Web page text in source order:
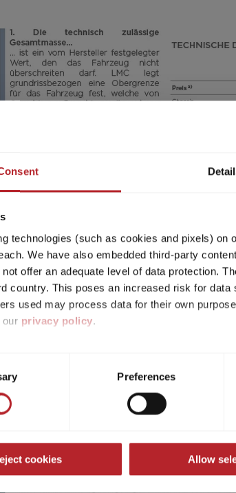
technologies (such as cookies and pixels) on
We have also embedded third-party
not offer an adequate level of data protection.
country. This poses an increased risk for
used may process data for their own
our privacy policy.
Consent is voluntary, not required to
click on Reject, only the necessary cookies
the site and to enable page navigation.
Preferences
cookies Allow
2 - 4 26.000,– €
Preis ab
nicht mehr verfügbar und